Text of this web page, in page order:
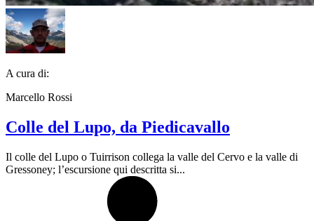
A cura di:
Marcello Rossi
Colle del Lupo, da Piedicavallo
Il colle del Lupo o Tuirrison collega la valle del Cervo e la valle di
Gressoney; l’escursione qui descritta si...